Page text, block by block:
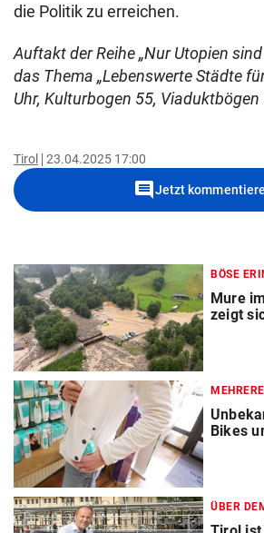
die Politik zu erreichen.
Auftakt der Reihe „Nur Utopien
das Thema „Lebenswerte Städte
Uhr, Kulturbogen 55,
Tirol 23.04.2025 17:00
commentJetzt
BÖSE
Mure
zeigt
Bikes
ÜBER